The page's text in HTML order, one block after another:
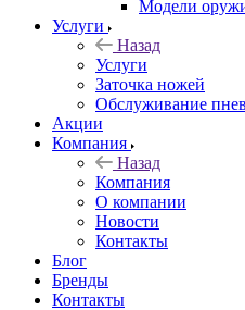
Модели
Услуги
Назад
Услуги
Заточка ножей
Обслуживание
Акции
Компания
Назад
Компания
О компании
Новости
Контакты
Блог
Бренды
Контакты